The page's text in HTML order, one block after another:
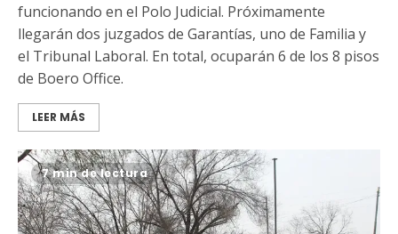
funcionando en el Polo Judicial. Próximamente
llegarán dos juzgados de Garantías, uno de Familia y
el Tribunal Laboral. En total, ocuparán 6 de los 8 pisos
de Boero Office.
LEER MÁS
7 min de lectura